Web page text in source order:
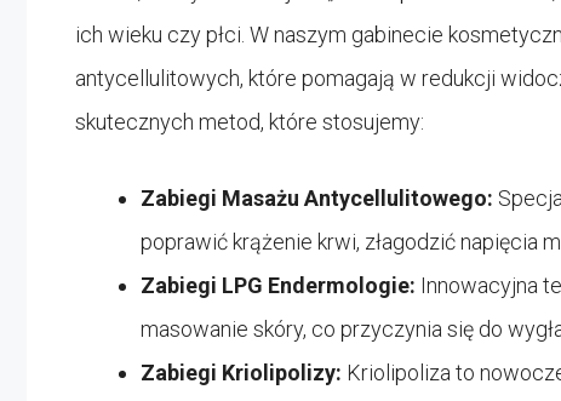
ich wieku czy płci. W naszym gabinecie
antycellulitowych, które pomagają w redukcji
skutecznych metod, które stosujemy:
Zabiegi Masażu Antycellulitowego:
poprawić krążenie krwi, złagodzić napięcia
Zabiegi LPG Endermologie: Innowacyjna
masowanie skóry, co przyczynia się do
Zabiegi Kriolipolizy: Kriolipoliza to